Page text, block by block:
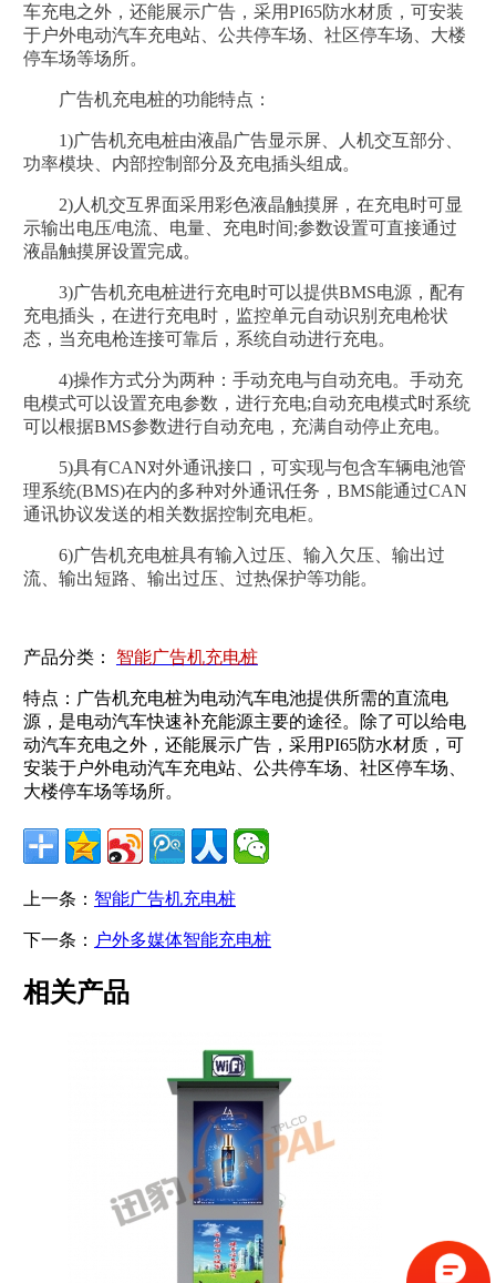
车充电之外，还能展示广告，采用PI65防水材质，可安装
于户外电动汽车充电站、公共停车场、社区停车场、大楼
停车场等场所。
广告机充电桩的功能特点：
1)广告机充电桩由液晶广告显示屏、人机交互部分、
功率模块、内部控制部分及充电插头组成。
2)人机交互界面采用彩色液晶触摸屏，在充电时可显
示输出电压/电流、电量、充电时间;参数设置可直接通过
液晶触摸屏设置完成。
3)广告机充电桩进行充电时可以提供BMS电源，配有
充电插头，在进行充电时，监控单元自动识别充电枪状
态，当充电枪连接可靠后，系统自动进行充电。
4)操作方式分为两种：手动充电与自动充电。手动充
电模式可以设置充电参数，进行充电;自动充电模式时系统
可以根据BMS参数进行自动充电，充满自动停止充电。
5)具有CAN对外通讯接口，可实现与包含车辆电池管
理系统(BMS)在内的多种对外通讯任务，BMS能通过CAN
通讯协议发送的相关数据控制充电柜。
6)广告机充电桩具有输入过压、输入欠压、输出过
流、输出短路、输出过压、过热保护等功能。
产品分类： 智能广告机充电桩
特点：广告机充电桩为电动汽车电池提供所需的直流电
源，是电动汽车快速补充能源主要的途径。除了可以给电
动汽车充电之外，还能展示广告，采用PI65防水材质，可
安装于户外电动汽车充电站、公共停车场、社区停车场、
大楼停车场等场所。
上一条： 智能广告机充电桩
下一条： 户外多媒体智能充电桩
相关产品